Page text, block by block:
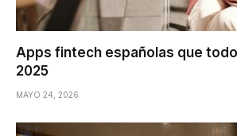
Apps fintech españolas que
2025
MAYO 24, 2026